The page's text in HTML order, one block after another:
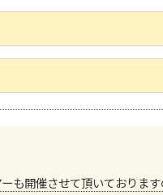
も開催させて頂いておりま